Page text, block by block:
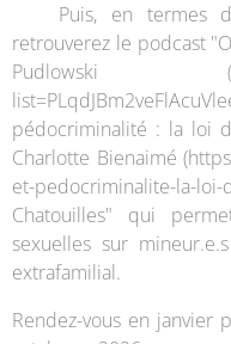
🔊 Puis, en termes
retrouverez le podcast
Pudlowski (https://
pédocriminalité : la loi
Charlotte Bienaimé
et-pedocriminalite-la-
Chatouilles" qui
sexuelles sur
extrafamilial.
Rendez-vous en janvier